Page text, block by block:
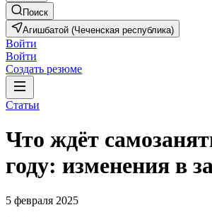
Поиск
Агишбатой (Чеченская республика)
Войти
Войти
Создать резюме
Статьи
Что ждёт
году: изменения в
5 февраля 2025